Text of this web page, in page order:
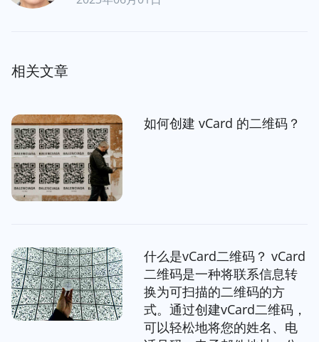
相关文章
如何创建 vCard 的二维码？
什么是vCard二维码？ vCard
二维码是一种将联系信息转
换为可扫描的二维码的方
式。通过创建vCard二维码，
可以轻松地将您的姓名、电